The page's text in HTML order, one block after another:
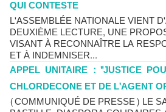
QUI CONTESTE
L'ASSEMBLÉE NATIONALE VIENT
DEUXIÈME LECTURE, UNE
VISANT À RECONNAÎTRE LA
ET À INDEMNISER...
APPEL UNITAIRE : "JUSTICE
CHLORDECONE ET DE L'AGENT
(COMMUNIQUÉ DE PRESSE) LE